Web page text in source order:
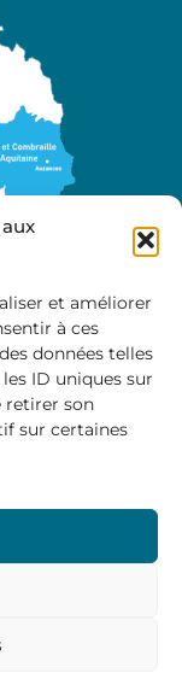
et améliorer
à ces
données telles
ID uniques sur
retirer son
sur certaines
– 17:00